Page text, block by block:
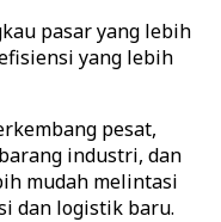
pasar yang lebih
yang lebih
pesat,
industri, dan
mudah melintasi
dan logistik baru.